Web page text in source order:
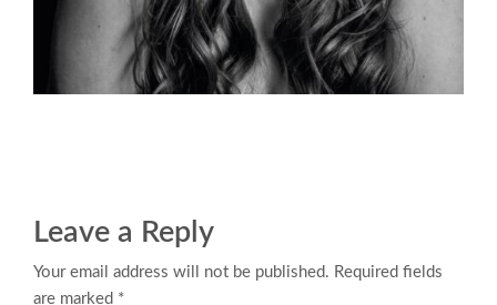
Leave a Reply
Your email address will not be published. Required fields
are marked *